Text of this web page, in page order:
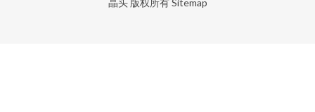
晶头版权所有Sitemap